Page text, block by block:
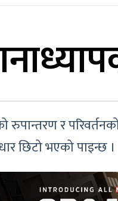
रुपान्तरण र
छिटो भएको पाइन्छ ।